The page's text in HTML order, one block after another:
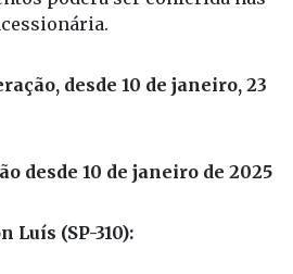
desde 10 de janeiro, 23
desde 10 de janeiro de 2025
Luís (SP-310):